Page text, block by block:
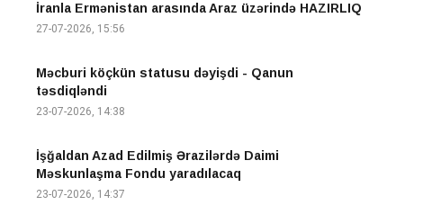
İranla Ermənistan arasında Araz üzərində HAZIRLIQ
27-07-2026, 15:56
Məcburi köçkün statusu dəyişdi - Qanun
təsdiqləndi
23-07-2026, 14:38
İşğaldan Azad Edilmiş Ərazilərdə Daimi
Məskunlaşma Fondu yaradılacaq
23-07-2026, 14:37